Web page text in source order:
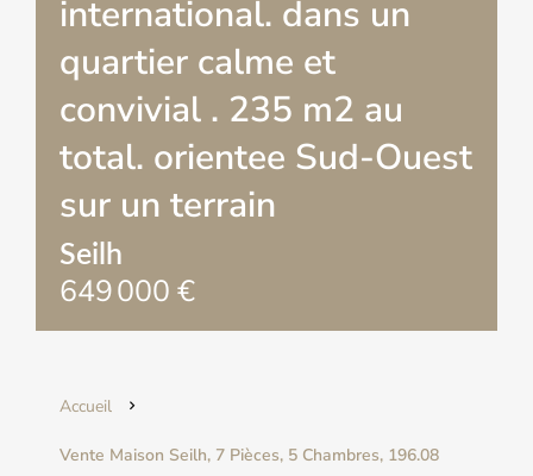
international. dans un
quartier calme et
convivial . 235 m2 au
total. orientee Sud-Ouest
sur un terrain
Seilh
649 000 €
Accueil
Vente Maison Seilh, 7 Pièces, 5 Chambres, 196.08